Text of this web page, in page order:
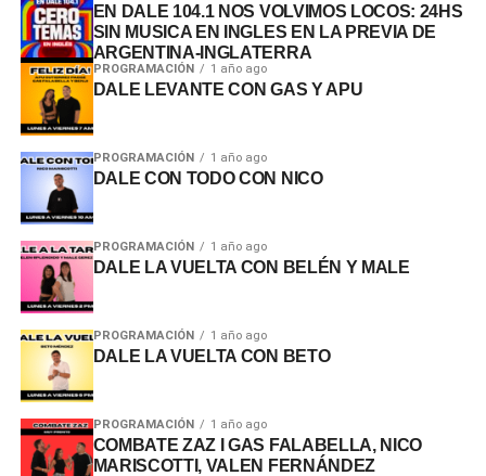
EN DALE 104.1 NOS VOLVIMOS LOCOS: 24HS
SIN MUSICA EN INGLES EN LA PREVIA DE
ARGENTINA-INGLATERRA
PROGRAMACIÓN 1 año ago
DALE LEVANTE CON GAS Y APU
PROGRAMACIÓN 1 año ago
DALE CON TODO CON NICO
PROGRAMACIÓN 1 año ago
DALE LA VUELTA CON BELÉN Y MALE
PROGRAMACIÓN 1 año ago
DALE LA VUELTA CON BETO
PROGRAMACIÓN 1 año ago
COMBATE ZAZ I GAS FALABELLA, NICO
MARISCOTTI, VALEN FERNÁNDEZ